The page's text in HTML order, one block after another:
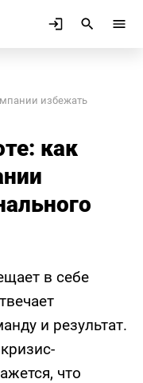
избежать
как
в себе
и результат.
что